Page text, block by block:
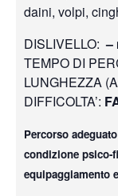
daini, volpi,
DISLIVELLO:–
TEMPO DI
LUNGHEZZA
DIFFICOLTA’:
Percorso
condizione psico-
equipaggiamento